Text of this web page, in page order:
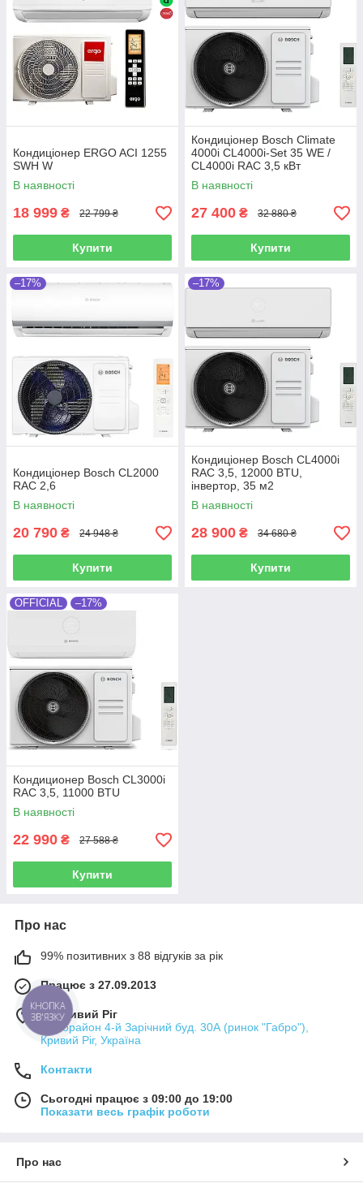
Кондиціонер ERGO ACI 1255
SWН W
В наявності
18 999 ₴ 22 799 ₴
Купити
Кондиціонер Bosch Climate
4000i CL4000i-Set 35 WE /
CL4000i RAC 3,5 кВт
В наявності
27 400 ₴ 32 880 ₴
Купити
–17%
Кондиціонер Bosch CL2000
RAC 2,6
В наявності
20 790 ₴ 24 948 ₴
Купити
–17%
Кондиціонер Bosch CL4000i
RAC 3,5, 12000 BTU,
інвертор, 35 м2
В наявності
28 900 ₴ 34 680 ₴
Купити
OFFICIAL –17%
Кондиционер Bosch CL3000i
RAC 3,5, 11000 BTU
В наявності
22 990 ₴ 27 588 ₴
Купити
Про нас
99% позитивних з 88 відгуків за рік
Працює з 27.09.2013
м. Кривий Ріг
мікрорайон 4-й Зарічний буд. 30А (ринок "Габро"),
Кривий Ріг, Україна
Контакти
Сьогодні працює з 09:00 до 19:00
Показати весь графік роботи
Про нас
КНОПКА
ЗВ'ЯЗКУ